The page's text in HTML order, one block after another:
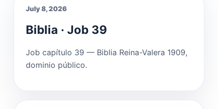
July 8, 2026
Biblia · Job 39
Job capítulo 39 — Biblia Reina-Valera 1909,
dominio público.